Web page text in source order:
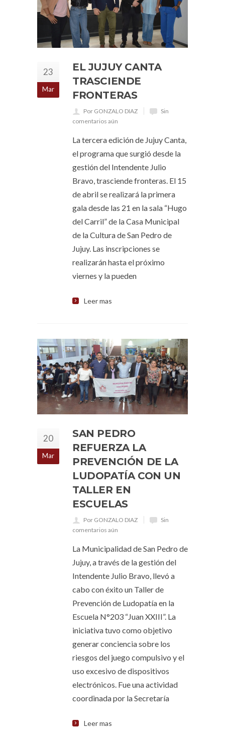
23
Mar
EL JUJUY CANTA
TRASCIENDE
FRONTERAS
Por GONZALO DIAZ
Sin
comentarios aún
La tercera edición de Jujuy Canta,
el programa que surgió desde la
gestión del Intendente Julio
Bravo, trasciende fronteras. El 15
de abril se realizará la primera
gala desde las 21 en la sala “Hugo
del Carril” de la Casa Municipal
de la Cultura de San Pedro de
Jujuy. Las inscripciones se
realizarán hasta el próximo
viernes y la pueden
Leer mas
20
Mar
SAN PEDRO
REFUERZA LA
PREVENCIÓN DE LA
LUDOPATÍA CON UN
TALLER EN
ESCUELAS
Por GONZALO DIAZ
Sin
comentarios aún
La Municipalidad de San Pedro de
Jujuy, a través de la gestión del
Intendente Julio Bravo, llevó a
cabo con éxito un Taller de
Prevención de Ludopatía en la
Escuela N°203 “Juan XXIII”. La
iniciativa tuvo como objetivo
generar conciencia sobre los
riesgos del juego compulsivo y el
uso excesivo de dispositivos
electrónicos. Fue una actividad
coordinada por la Secretaría
Leer mas